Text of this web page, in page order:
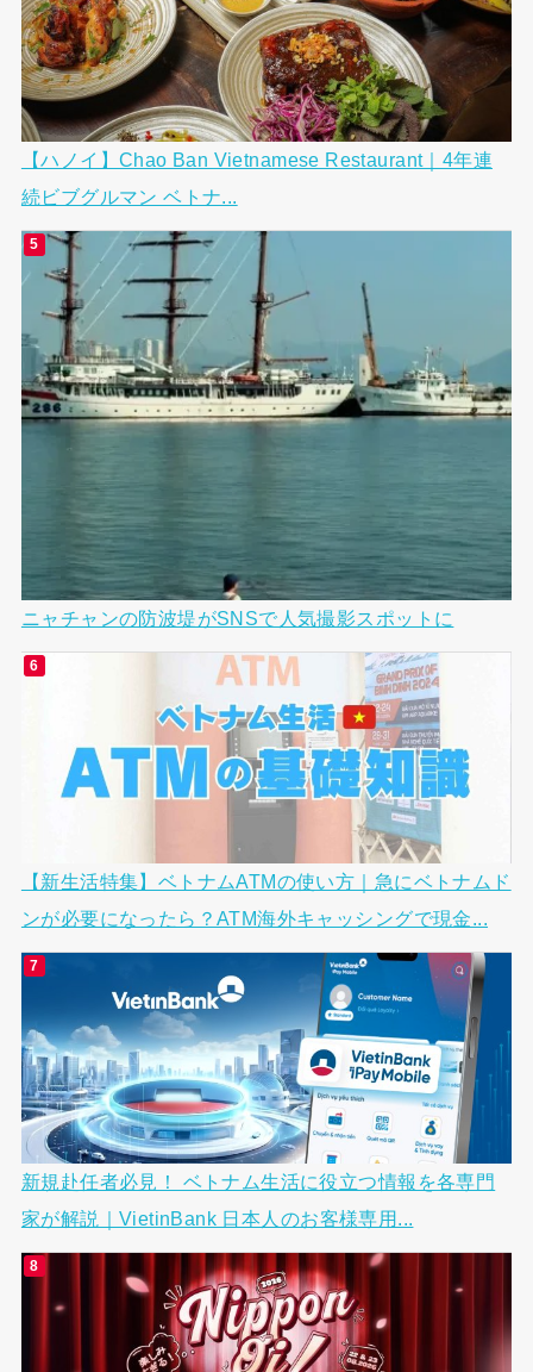
【ハノイ】Chao Ban Vietnamese Restaurant｜4年連
続ビブグルマン ベトナ...
ニャチャンの防波堤がSNSで人気撮影スポットに
【新生活特集】ベトナムATMの使い方｜急にベトナムド
ンが必要になったら？ATM海外キャッシングで現金...
新規赴任者必見！ ベトナム生活に役立つ情報を各専門
家が解説｜VietinBank 日本人のお客様専用...